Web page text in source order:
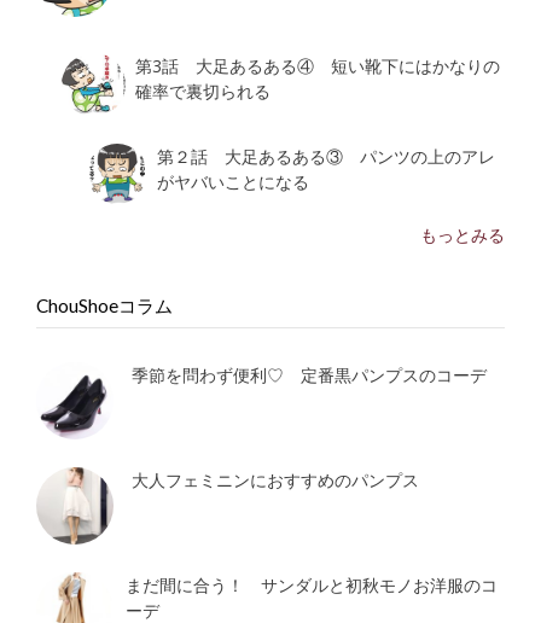
第3話 大足あるある④ 短い靴下にはかなりの
確率で裏切られる
第２話 大足あるある③ パンツの上のアレ
がヤバいことになる
もっとみる
ChouShoeコラム
季節を問わず便利♡ 定番黒パンプスのコーデ
大人フェミニンにおすすめのパンプス
まだ間に合う！ サンダルと初秋モノお洋服のコ
ーデ